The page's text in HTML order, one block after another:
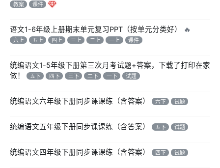
教案 课件
语文1-6年级上册期末单元复习PPT（按单元分类好） 🔥
六上 五上 四上 三上 二上 一上 课件
统编语文1-5年级下册第三次月考试题+答案，下载了打印在家
做！
五下 四下 三下 二下 一下 试题
统编语文六年级下册同步课课练（含答案） 六下 试题
统编语文五年级下册同步课课练（含答案） 五下 试题
统编语文四年级下册同步课课练（含答案） 四下 试题